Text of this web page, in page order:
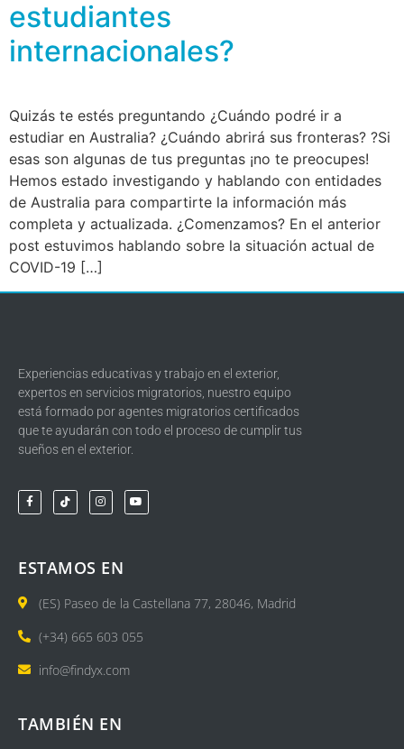
estudiantes
internacionales?
Quizás te estés preguntando ¿Cuándo podré ir a
estudiar en Australia? ¿Cuándo abrirá sus fronteras? ?Si
esas son algunas de tus preguntas ¡no te preocupes!
Hemos estado investigando y hablando con entidades
de Australia para compartirte la información más
completa y actualizada. ¿Comenzamos? En el anterior
post estuvimos hablando sobre la situación actual de
COVID-19 […]
Experiencias educativas y trabajo en el exterior,
expertos en servicios migratorios, nuestro equipo
está formado por agentes migratorios certificados
que te ayudarán con todo el proceso de cumplir tus
sueños en el exterior.
ESTAMOS EN
(ES) Paseo de la Castellana 77, 28046, Madrid
(+34) 665 603 055
info@findyx.com
TAMBIÉN EN